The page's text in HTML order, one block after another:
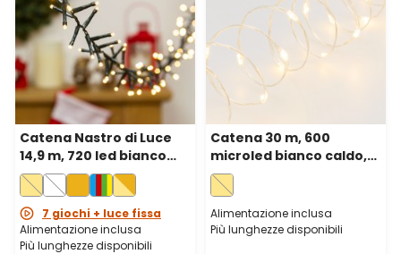
Catena Nastro di Luce
14,9 m, 720 led bianco
caldo, cavo verde
7 giochi + luce fissa
Alimentazione inclusa
Più lunghezze disponibili
Catena 30 m, 600
microled bianco caldo,
cavo metal argento
Alimentazione inclusa
Più lunghezze disponibili